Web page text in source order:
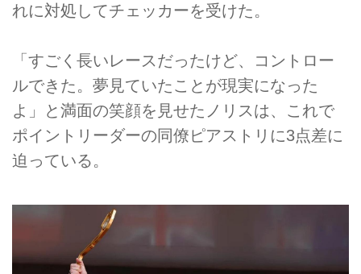
れに対処してチェッカーを受けた。
「すごく長いレースだったけど、コントロー
ルできた。夢見ていたことが現実になった
よ」と満面の笑顔を見せたノリスは、これで
ポイントリーダーの同僚ピアストリに3点差に
迫っている。